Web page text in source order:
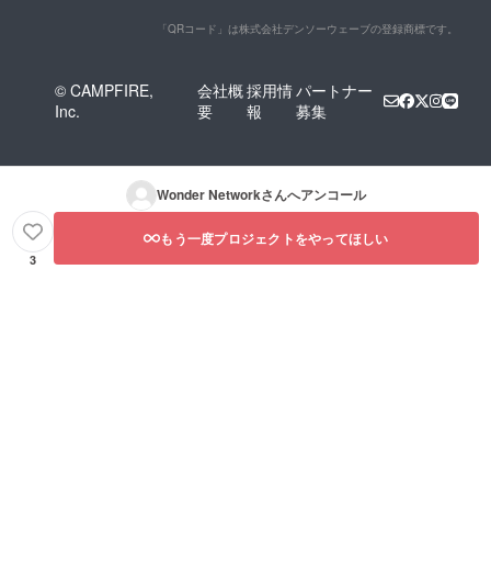
「QRコード」は株式会社デンソーウェーブの登録商標です。
© CAMPFIRE,
Inc.
会社概
要
採用情
報
パートナー
募集
Wonder Networkさんへアンコール
3
もう一度プロジェクトをやってほしい